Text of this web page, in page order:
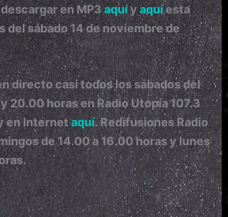
en MP3aquíyaquíesta
del sábado 14 de noviembre de
directo casi todos los sábados del
20.00 horas en Radio Utopía 107.3
en Internetaquí. Redifusiones Radio
de 14.00 a 16.00 horas y lunes